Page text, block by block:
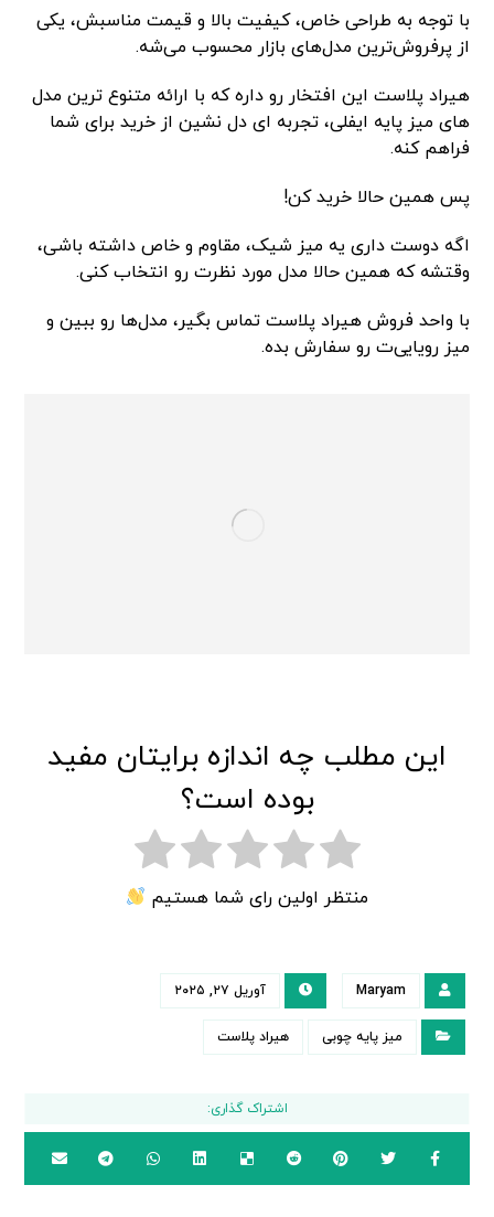
با توجه به طراحی خاص، کیفیت بالا و قیمت مناسبش، یکی
از پرفروش‌ترین مدل‌های بازار محسوب می‌شه.
هیراد پلاست این افتخار رو داره که با ارائه متنوع ترین مدل
های میز پایه ایفلی، تجربه ای دل نشین از خرید برای شما
فراهم کنه.
پس همین حالا خرید کن!
اگه دوست داری یه میز شیک، مقاوم و خاص داشته باشی،
وقتشه که همین حالا مدل مورد نظرت رو انتخاب کنی.
با واحد فروش هیراد پلاست تماس بگیر، مدل‌ها رو ببین و
میز رویایی‌ت رو سفارش بده.
این مطلب چه اندازه برایتان مفید
بوده است؟
منتظر اولین رای شما هستیم
Maryam آوریل ۲۷, ۲۰۲۵
میز پایه چوبی هیراد پلاست